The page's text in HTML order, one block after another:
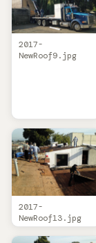
2017-
NewRoof9.jpg
2017-
NewRoof13.jpg